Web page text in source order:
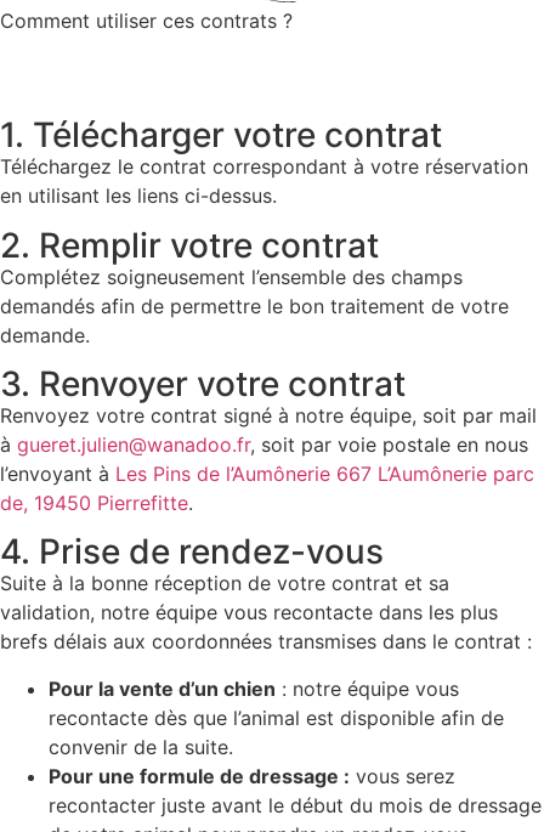
Comment utiliser ces contrats ?
1. Télécharger votre contrat
Téléchargez le contrat correspondant à votre réservation
en utilisant les liens ci-dessus.
2. Remplir votre contrat
Complétez soigneusement l’ensemble des champs
demandés afin de permettre le bon traitement de votre
demande.
3. Renvoyer votre contrat
Renvoyez votre contrat signé à notre équipe, soit par mail
à gueret.julien@wanadoo.fr, soit par voie postale en nous
l’envoyant à Les Pins de l’Aumônerie 667 L’Aumônerie parc
de, 19450 Pierrefitte.
4. Prise de rendez-vous
Suite à la bonne réception de votre contrat et sa
validation, notre équipe vous recontacte dans les plus
brefs délais aux coordonnées transmises dans le contrat :
Pour la vente d’un chien : notre équipe vous
recontacte dès que l’animal est disponible afin de
convenir de la suite.
Pour une formule de dressage : vous serez
recontacter juste avant le début du mois de dressage